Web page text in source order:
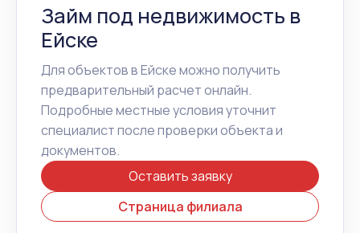
Займ под недвижимость в
Ейске
Для объектов в Ейске можно получить
предварительный расчет онлайн.
Подробные местные условия уточнит
специалист после проверки объекта и
документов.
Оставить заявку
Страница филиала